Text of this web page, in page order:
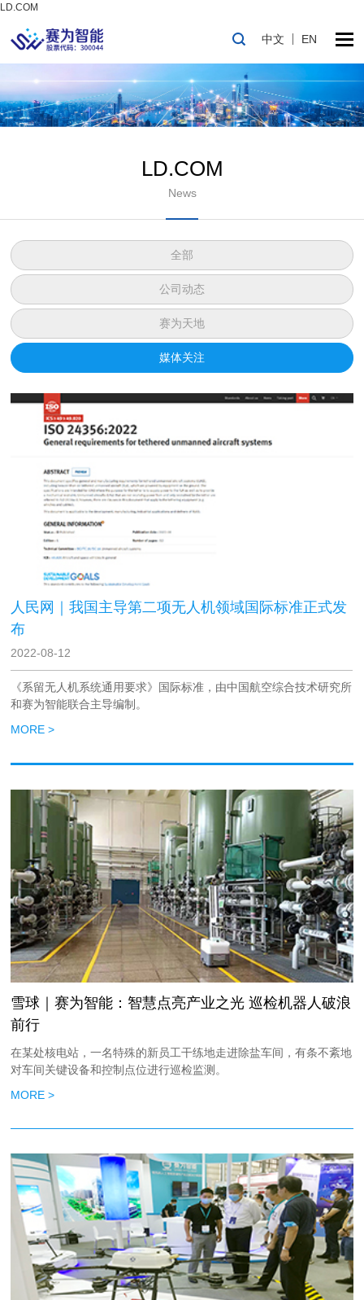
LD.COM
中文 EN
LD.COM
News
全部
公司动态
赛为天地
媒体关注
人民网｜我国主导第二项无人机领域国际标准正式发
布
2022-08-12
《系留无人机系统通用要求》国际标准，由中国航空综合技术研究所
和赛为智能联合主导编制。
MORE >
雪球｜赛为智能：智慧点亮产业之光 巡检机器人破浪
前行
在某处核电站，一名特殊的新员工干练地走进除盐车间，有条不紊地
对车间关键设备和控制点位进行巡检监测。
MORE >